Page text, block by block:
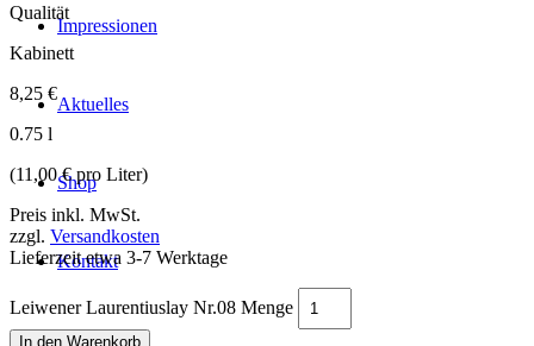
Impressionen
Aktuelles
Shop
Kontakt
Menü
Qualität
Kabinett
8,25 €
0.75 l
(11,00 € pro Liter)
Preis inkl. MwSt.
zzgl. Versandkosten
Lieferzeit etwa 3-7 Werktage
Leiwener Laurentiuslay Nr.08 Menge
In den Warenkorb